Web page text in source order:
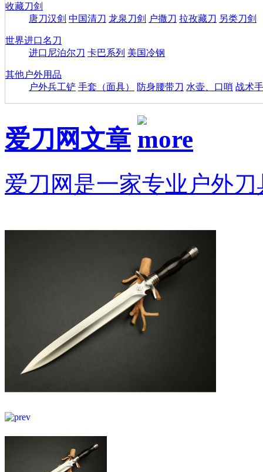
收藏刀剑
唐刀汉剑 中国清刀 龙泉刀剑 户撒刀 拉孜藏刀 另类刀剑
世界进口名刀
进口尼泊尔刀 卡巴系列 美国冷钢
其他户外用品
户外兵工铲 手套（面具） 防身腰带刀 水壶、口哨 战术
爱刀网文章
爱刀网是一家专业户外